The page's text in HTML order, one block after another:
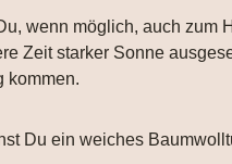
wenn möglich, auch zum
Zeit starker Sonne
kommen.
Du ein weiches